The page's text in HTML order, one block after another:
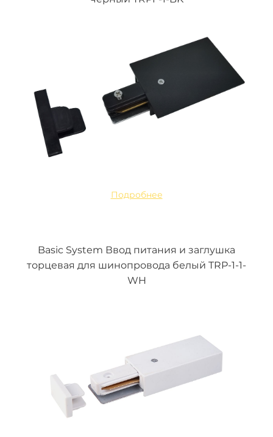
Подробнее
Basic System Ввод питания и заглушка
торцевая для шинопровода белый TRP-1-1-
WH